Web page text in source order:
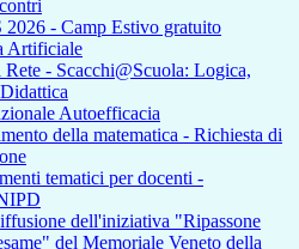
- Camp Estivo gratuito
Artificiale
- Scacchi@Scuola: Logica,
Autoefficacia
della matematica - Richiesta di
tematici per docenti -
dell'iniziativa "Ripassone
del Memoriale Veneto della